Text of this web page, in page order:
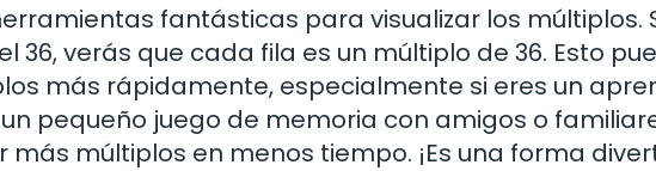
fantásticas para visualizar los múltiplos.
verás que cada fila es un múltiplo de 36. Esto
más rápidamente, especialmente si eres un
pequeño juego de memoria con amigos o
múltiplos en menos tiempo. ¡Es una forma